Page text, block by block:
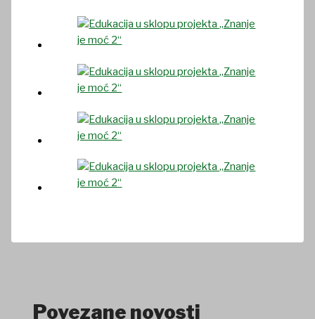
Povezane novosti